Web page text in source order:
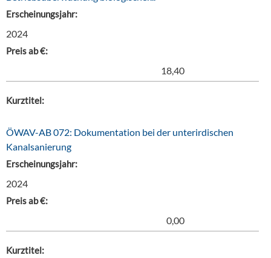
Erscheinungsjahr:
2024
Preis ab €:
18,40
Kurztitel:
ÖWAV-AB 072: Dokumentation bei der unterirdischen
Kanalsanierung
Erscheinungsjahr:
2024
Preis ab €:
0,00
Kurztitel: